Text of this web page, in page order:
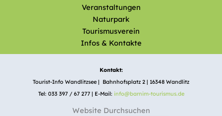
Veranstaltungen
Naturpark
Tourismusverein
Infos & Kontakte
Kontakt:
Tourist-Info Wandlitzsee | Bahnhofsplatz 2 | 16348 Wandlitz
Tel: 033 397 / 67 277 | E-Mail: info@barnim-tourismus.de
Website Durchsuchen